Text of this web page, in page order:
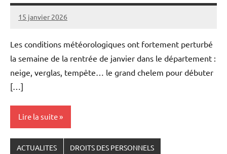
15 janvier 2026
Snudifo44
Les conditions météorologiques ont fortement perturbé
la semaine de la rentrée de janvier dans le département :
neige, verglas, tempête… le grand chelem pour débuter
[…]
Lire la suite
ACTUALITES DROITS DES PERSONNELS